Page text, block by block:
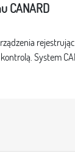
CANARD
System